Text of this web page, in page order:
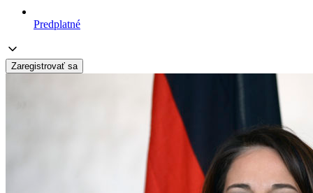
Predplatné
Zaregistrovať sa